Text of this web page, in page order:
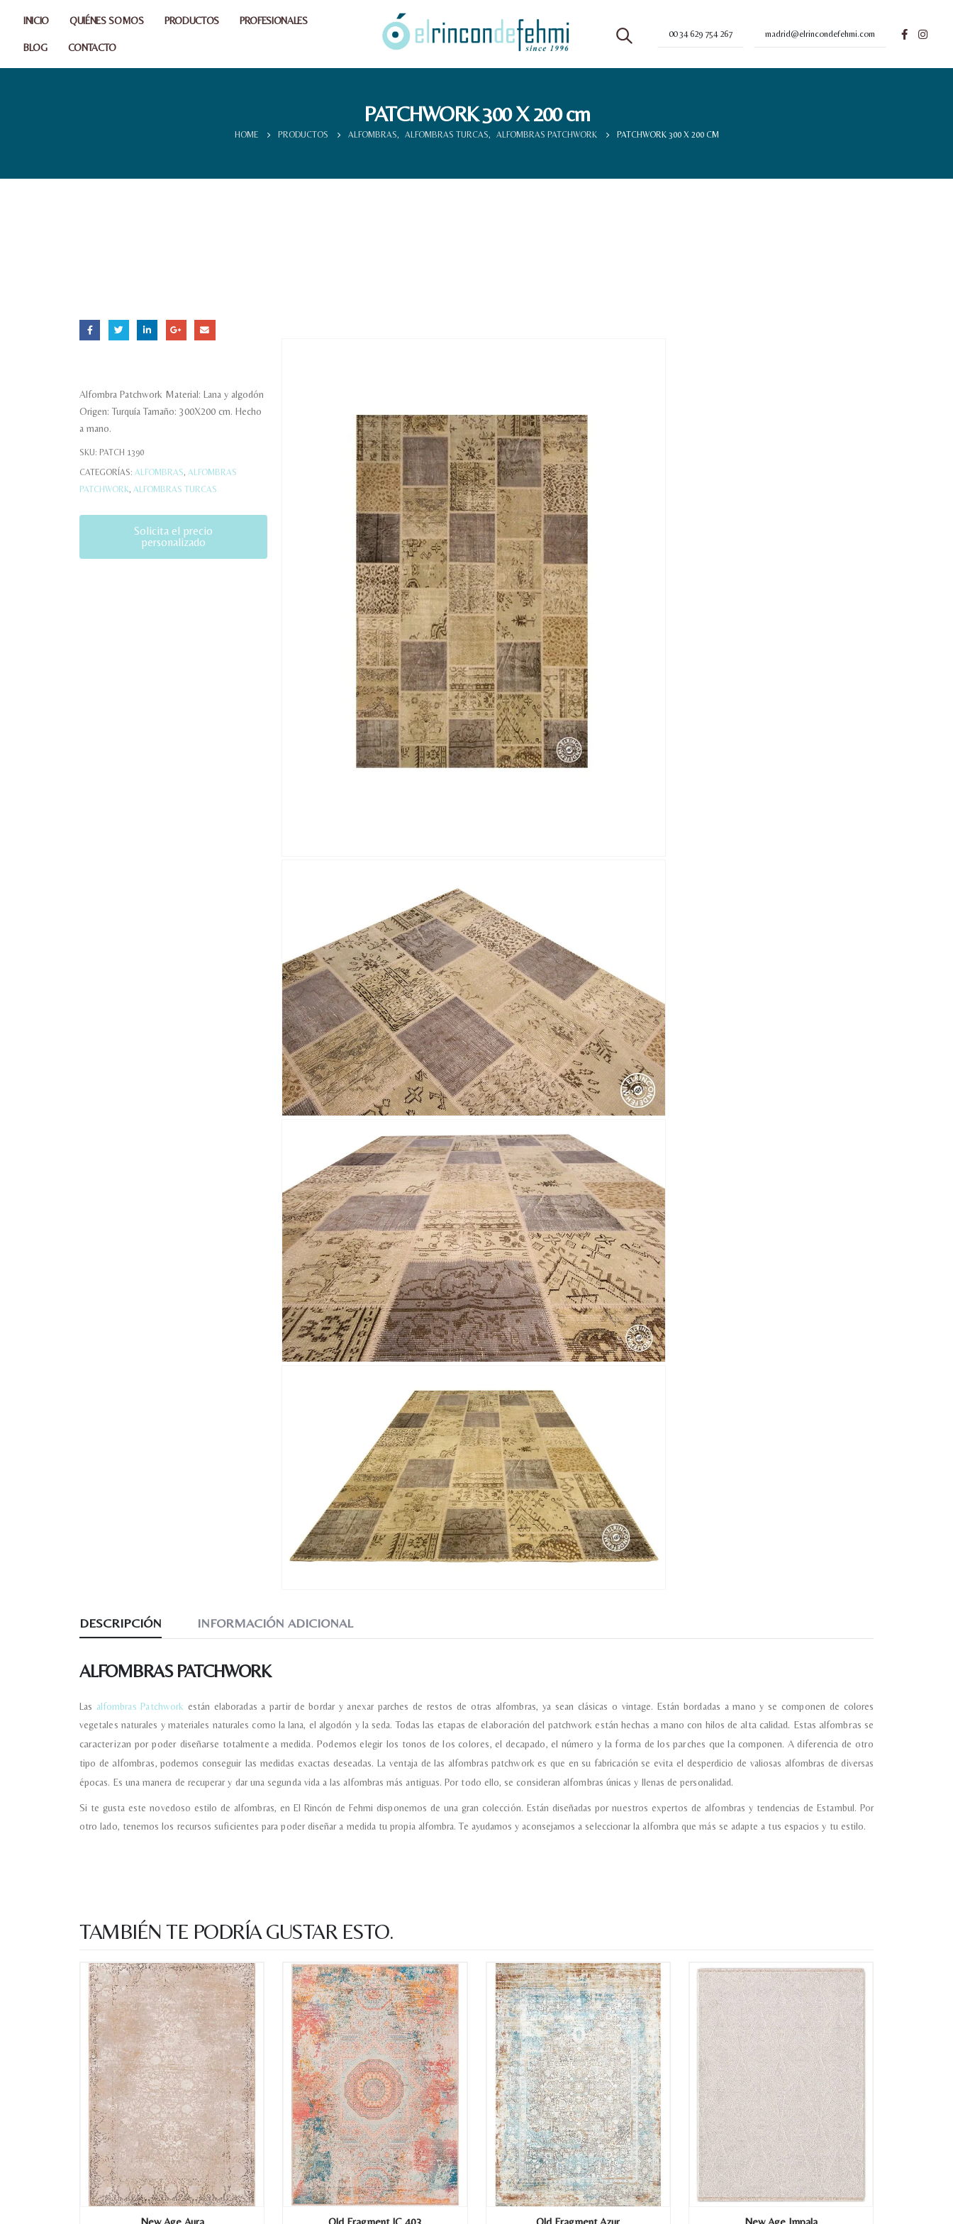
INICIO QUIÉNES SOMOS PRODUCTOS PROFESIONALES
BLOG CONTACTO
00 34 629 754 267 madrid@elrincondefehmi.com
PATCHWORK 300 X 200 cm
HOME PRODUCTOS ALFOMBRAS, ALFOMBRAS TURCAS, ALFOMBRAS PATCHWORK PATCHWORK 300 X 200 CM
Alfombra Patchwork Material: Lana y algodón
Origen: Turquía Tamaño: 300X200 cm. Hecho
a mano.
SKU: PATCH 1390
CATEGORÍAS: ALFOMBRAS, ALFOMBRAS
PATCHWORK, ALFOMBRAS TURCAS
Solicita el precio
personalizado
DESCRIPCIÓN INFORMACIÓN ADICIONAL
ALFOMBRAS PATCHWORK
Las alfombras Patchwork están elaboradas a partir de bordar y anexar parches de restos de otras alfombras, ya sean clásicas o vintage. Están bordadas a mano y se componen de colores
vegetales naturales y materiales naturales como la lana, el algodón y la seda.Todas las etapas de elaboración del patchwork están hechas a mano con hilos de alta calidad. Estas alfombras se
caracterizan por poder diseñarse totalmente a medida. Podemos elegir los tonos de los colores, el decapado, el número y la forma de los parches que la componen. A diferencia de otro
tipo de alfombras, podemos conseguir las medidas exactas deseadas. La ventaja de las alfombras patchwork es que en su fabricación se evita el desperdicio de valiosas alfombras de diversas
épocas. Es una manera de recuperar y dar una segunda vida a las alfombras más antiguas. Por todo ello, se consideran alfombras únicas y llenas de personalidad.
Si te gusta este novedoso estilo de alfombras, en El Rincón de Fehmi disponemos de una gran colección. Están diseñadas por nuestros expertos de alfombras y tendencias de Estambul. Por
otro lado, tenemos los recursos suficientes para poder diseñar a medida tu propia alfombra. Te ayudamos y aconsejamos a seleccionar la alfombra que más se adapte a tus espacios y tu estilo.
TAMBIÉN TE PODRÍA GUSTAR ESTO.
New Age Aura Old Fragment IC 403 Old Fragment Azur New Age Impala
Nombre y apellido*
Teléfono Tu mensaje.
Nombre y Referencia del producto
*
Acuerdo RGPD*
Doy mi consentimiento para que esta web almacene la información
que envío para que puedan responder a mi petición.
Recibir mi oferta